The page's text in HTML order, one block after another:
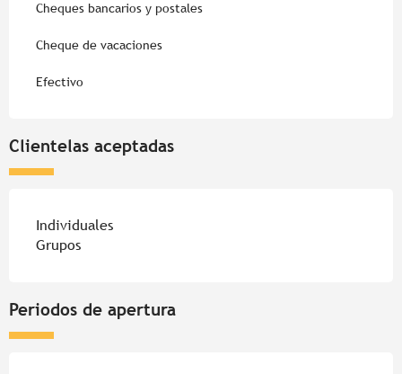
Cheques bancarios y postales
Cheque de vacaciones
Efectivo
Clientelas aceptadas
Individuales
Grupos
Periodos de apertura